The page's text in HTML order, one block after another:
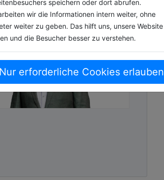
speichern oder dort abrufen.
wir die Informationen intern weiter, ohne
weiter zu geben. Das hilft uns, unsere Website
und die Besucher besser zu verstehen.
Nur erforderliche Cookies erlauben